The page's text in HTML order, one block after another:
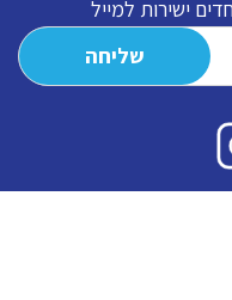
ישירות למייל